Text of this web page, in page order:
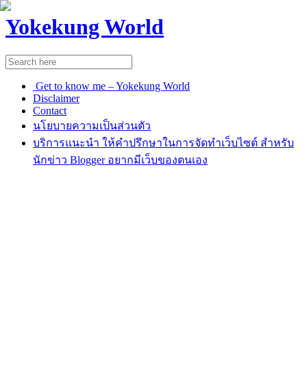
Yokekung World
Get to know me – Yokekung World
Disclaimer
Contact
นโยบายความเป็นส่วนตัว
บริการแนะนำ ให้คำปรึกษาในการจัดทำเว็บไซต์ สำหรับ
นักข่าว Blogger อยากมีเว็บของตนเอง